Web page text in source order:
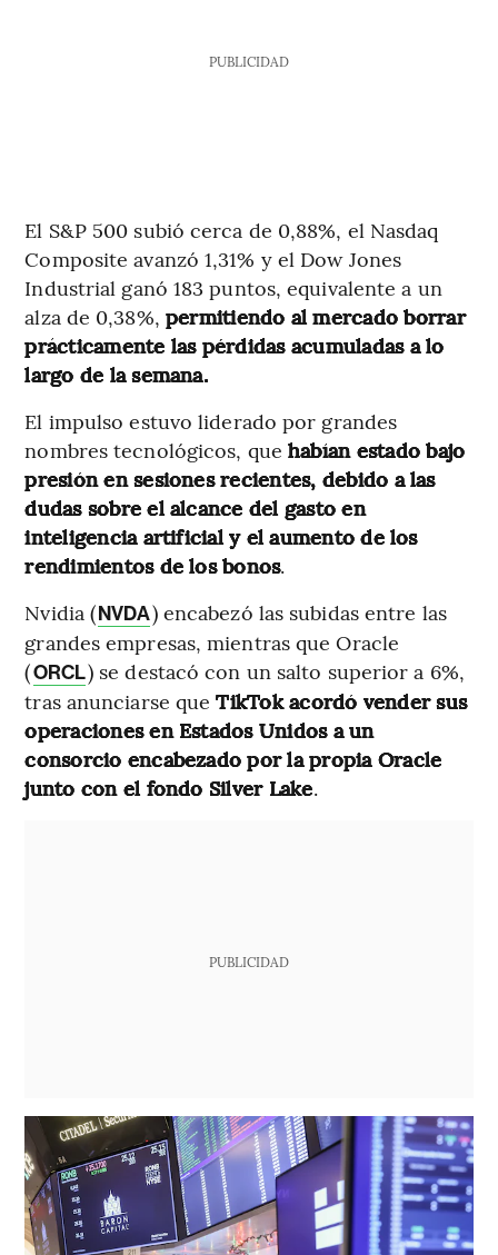
PUBLICIDAD
El S&P 500 subió cerca de 0,88%, el Nasdaq
Composite avanzó 1,31% y el Dow Jones
Industrial ganó 183 puntos, equivalente a un
alza de 0,38%, permitiendo al mercado borrar
prácticamente las pérdidas acumuladas a lo
largo de la semana.
El impulso estuvo liderado por grandes
nombres tecnológicos, que habían estado bajo
presión en sesiones recientes, debido a las
dudas sobre el alcance del gasto en
inteligencia artificial y el aumento de los
rendimientos de los bonos.
Nvidia (NVDA) encabezó las subidas entre las
grandes empresas, mientras que Oracle
(ORCL) se destacó con un salto superior a 6%,
tras anunciarse queTikTok acordó vender sus
operaciones en Estados Unidos a un
consorcio encabezado por la propia Oracle
junto con el fondo Silver Lake.
PUBLICIDAD